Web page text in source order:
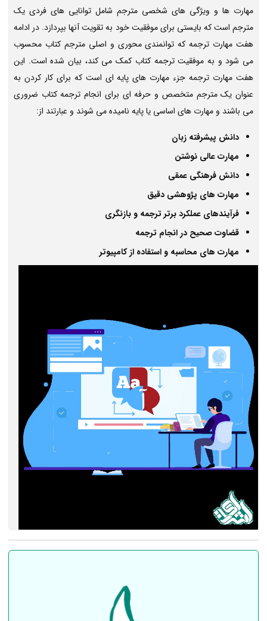
مهارت ها و ویژگی های شخصی مترجم شامل توانایی های فردی یک
مترجم است که بایستی برای موفقیت خود به تقویت آنها بپردازد. در ادامه
هفت مهارت ترجمه که توانمندی محوری و اصلی مترجم کتاب محسوب
می شود و به موفقیت ترجمه کتاب کمک می کند، بیان شده است. این
هفت مهارت ترجمه جزء مهارت های پایه ای است که برای کار کردن به
عنوان یک مترجم متخصص و حرفه ای برای انجام ترجمه کتاب ضروری
می باشند و مهارت های اساسی یا پایه نامیده می شوند و عبارتند از:
دانش پیشرفته زبان
مهارت عالی نوشتن
دانش فرهنگی عمقی
مهارت های پژوهشی دقیق
فرآیندهای عملکرد برتر ترجمه و بازنگری
قضاوت صحیح در انجام ترجمه
مهارت های محاسبه و استفاده از کامپیوتر